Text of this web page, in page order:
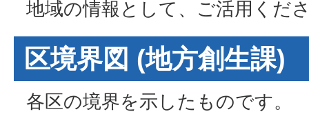
地域の情報として、ご活用くだ
区境界図 (地方創生課)
各区の境界を示したものです。